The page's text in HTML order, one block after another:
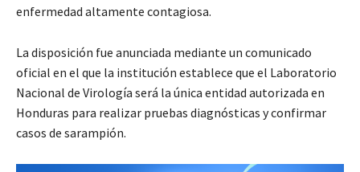
enfermedad altamente contagiosa.
La disposición fue anunciada mediante un comunicado
oficial en el que la institución establece que el Laboratorio
Nacional de Virología será la única entidad autorizada en
Honduras para realizar pruebas diagnósticas y confirmar
casos de sarampión.